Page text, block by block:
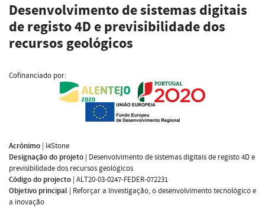
Desenvolvimento de sistemas digitais
de registo 4D e previsibilidade dos
recursos geológicos
Cofinanciado por:
Acrónimo | I4Stone
Designação do projeto | Desenvolvimento de sistemas digitais de registo 4D e
previsibilidade dos recursos geológicos
Código do projecto | ALT20-03-0247-FEDER-072231
Objetivo principal | Reforçar a Investigação, o desenvolvimento tecnológico e
a inovação